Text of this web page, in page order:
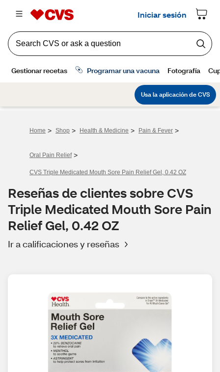
Home > Shop > Health & Medicine > Pain & Fever >
Oral Pain Relief >
CVS Triple Medicated Mouth Sore Pain Relief Gel, 0.42 OZ
Reseñas de clientes sobre CVS
Triple Medicated Mouth Sore Pain
Relief Gel, 0.42 OZ
Ir a calificaciones y reseñas